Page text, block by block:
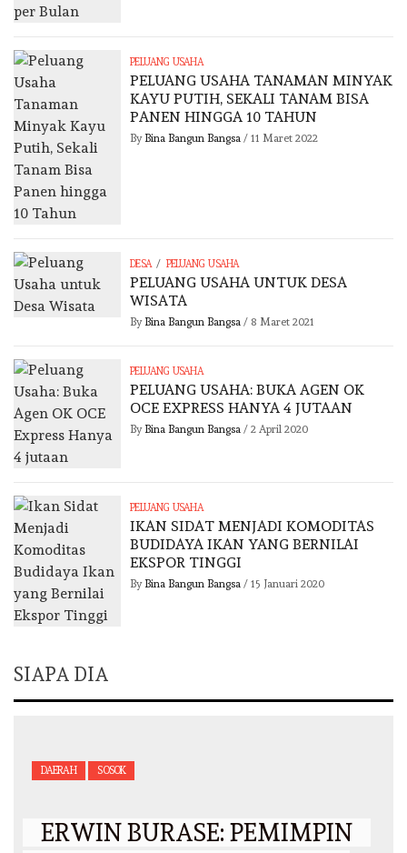
PELUANG USAHA
PELUANG USAHA TANAMAN MINYAK
KAYU PUTIH, SEKALI TANAM BISA
PANEN HINGGA 10 TAHUN
By Bina Bangun Bangsa/ 11 Maret 2022
DESA / PELUANG USAHA
PELUANG USAHA UNTUK DESA
WISATA
By Bina Bangun Bangsa/ 8 Maret 2021
PELUANG USAHA
PELUANG USAHA: BUKA AGEN OK
OCE EXPRESS HANYA 4 JUTAAN
By Bina Bangun Bangsa/ 2 April 2020
PELUANG USAHA
IKAN SIDAT MENJADI KOMODITAS
BUDIDAYA IKAN YANG BERNILAI
EKSPOR TINGGI
By Bina Bangun Bangsa/ 15 Januari 2020
SIAPA DIA
DAERAH SOSOK
ERWIN BURASE: PEMIMPIN